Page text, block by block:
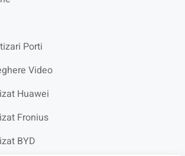
Porti
Video
Huawei
Fronius
BYD